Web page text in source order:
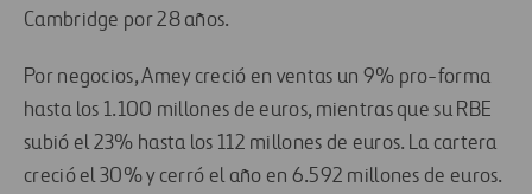
Cambridge por 28 años.
Por negocios, Amey creció en ventas un 9% pro-forma
hasta los 1.100 millones de euros, mientras que su RBE
subió el 23% hasta los 112 millones de euros. La cartera
creció el 30% y cerró el año en 6.592 millones de euros.